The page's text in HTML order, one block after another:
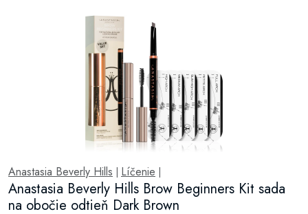
Anastasia Beverly Hills Líčenie
Anastasia Beverly Hills Brow Beginners Kit sada
na obočie odtieň Dark Brown